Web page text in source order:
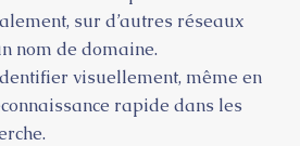
sur d’autres réseaux
nom de domaine.
visuellement, même en
rapide dans les